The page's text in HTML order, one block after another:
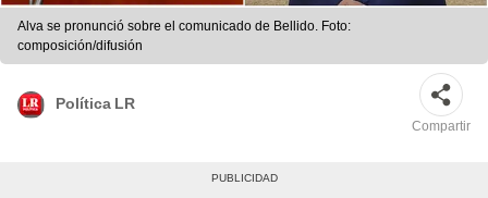
Alva se pronunció sobre el comunicado de Bellido. Foto:
composición/difusión
Política LR
Compartir